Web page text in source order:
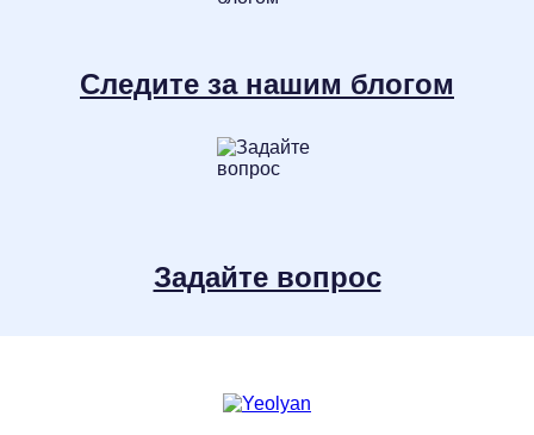
Следите за нашим блогом
Задайте вопрос